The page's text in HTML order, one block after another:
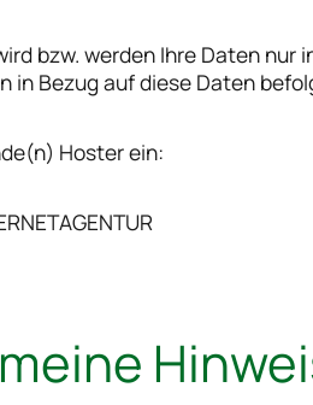
bzw. werden Ihre Daten
in Bezug auf diese Daten
Hoster ein: